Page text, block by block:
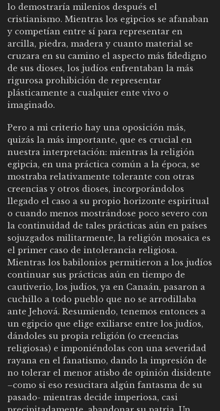
lo demostraría milenios después el
cristianismo. Mientras los egipcios se afanaban
y competían entre sí para representar en
arcilla, piedra, madera y cuanto material se
cruzara en su camino el aspecto más fidedigno
de sus dioses, los judíos enfrentaban la más
rigurosa prohibición de representar
plásticamente a cualquier ente vivo o
imaginado.
Pero a mi criterio hay una oposición más,
quizás la más importante, que es crucial en
nuestra interpretación: mientras la religión
egipcia, en una práctica común a la época, se
mostraba relativamente tolerante con otras
creencias y otros dioses, incorporándolos
llegado el caso a su propio horizonte espiritual
o cuando menos mostrándose poco severo con
la continuidad de tales prácticas aún en países
sojuzgados militarmente, la religión mosaica es
el primer caso de intolerancia religiosa.
Mientras los babilonios permitieron a los judíos
continuar sus prácticas aún en tiempo de
cautiverio, los judíos, ya en Canaán, pasaron a
cuchillo a todo pueblo que no se arrodillaba
ante Jehová. Resumiendo, tenemos entonces a
un egipcio que elige exiliarse entre los judíos,
dándoles su propia religión (o creencias
religiosas) e imponiéndolas con una severidad
rayana en el fanatismo, dando la impresión de
no tolerar el menor atisbo de opinión disidente
–como si eso resucitara algún fantasma de su
pasado- mientras decide imperiosa, casi